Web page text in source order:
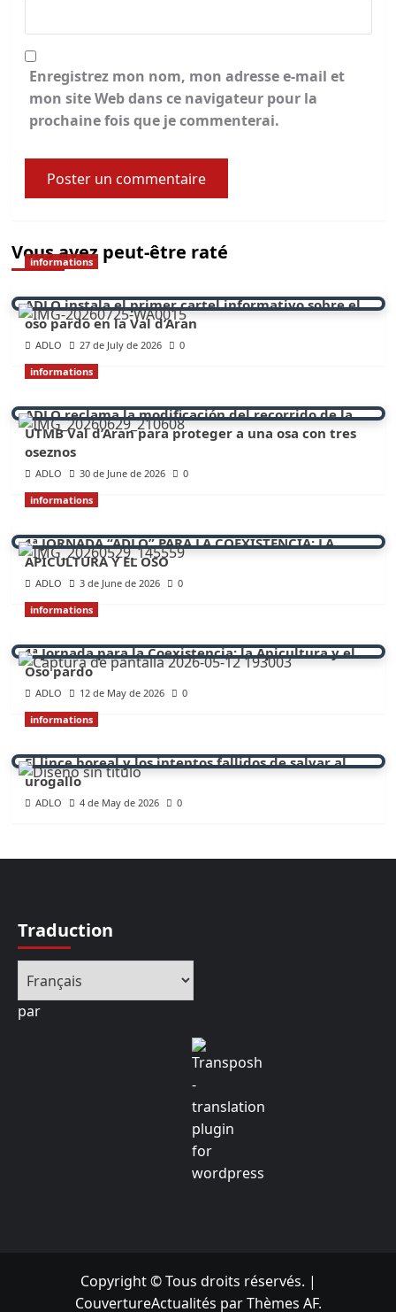
Enregistrez mon nom, mon adresse e-mail et
mon site Web dans ce navigateur pour la
prochaine fois que je commenterai.
Vous avez peut-être raté
informations
ADLO instala el primer cartel informativo sobre el
oso pardo en la Val d’Aran
ADLO 27 de July de 2026
0
informations
ADLO reclama la modificación del recorrido de la
UTMB Val d’Aran para proteger a una osa con tres
oseznos
ADLO 30 de June de 2026
0
informations
1ª JORNADA “ADLO” PARA LA COEXISTENCIA: LA
APICULTURA Y EL OSO
ADLO 3 de June de 2026
0
informations
1ª Jornada para la Coexistencia: la Apicultura y el
Oso pardo
ADLO 12 de May de 2026
0
informations
El lince boreal y los intentos fallidos de salvar al
urogallo
ADLO 4 de May de 2026 0
Traduction
par
Copyright © Tous droits réservés. |
CouvertureActualités par Thèmes AF.